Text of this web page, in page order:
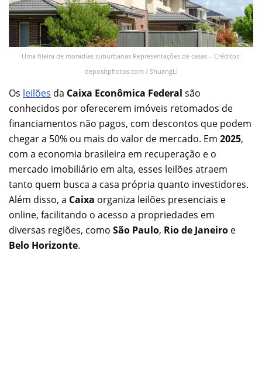
Uma fileira de moradias suburbanas Representações de casas – Créditos:
depositphotos.com / ShuangLi
Os leilões da Caixa Econômica Federal são
conhecidos por oferecerem imóveis retomados de
financiamentos não pagos, com descontos que podem
chegar a 50% ou mais do valor de mercado. Em 2025,
com a economia brasileira em recuperação e o
mercado imobiliário em alta, esses leilões atraem
tanto quem busca a casa própria quanto investidores.
Além disso, a Caixa organiza leilões presenciais e
online, facilitando o acesso a propriedades em
diversas regiões, como São Paulo, Rio de Janeiro e
Belo Horizonte.